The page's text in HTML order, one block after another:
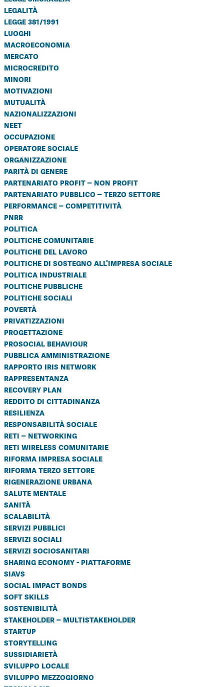
legalità
legge 381/1991
luoghi
macroeconomia
mercato
microcredito
minori
motivazioni
mutualità
nazionalizzazioni
neet
occupazione
operatore sociale
organizzazione
parità di genere
partenariato profit – non profit
partenariato pubblico – terzo settore
performance – competitività
pnrr
politica
politiche comunitarie
politiche del lavoro
politiche di sostegno all'impresa sociale
politica industriale
politiche pubbliche
politiche sociali
povertà
privatizzazioni
progettazione
prosocial behaviour
pubblica amministrazione
rapporto iris network
rappresentanza
recovery plan
reddito di cittadinanza
resilienza
responsabilità sociale
reti – networking
reti wireless comunitarie
riforma impresa sociale
riforma terzo settore
rigenerazione urbana
salute mentale
sanità
scalabilità
servizi pubblici
servizi sociali
servizi sociosanitari
sharing economy - piattaforme
siavs
social impact bonds
soft skills
sostenibilità
stakeholder – multistakeholder
startup
storytelling
sussidiarietà
sviluppo locale
sviluppo mezzogiorno